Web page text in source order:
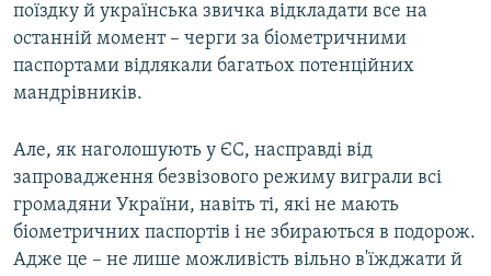
поїздку й українська звичка відкладати все на
останній момент – черги за біометричними
паспортами відлякали багатьох потенційних
мандрівників.
Але, як наголошують у ЄС, насправді від
запровадження безвізового режиму виграли всі
громадяни України, навіть ті, які не мають
біометричних паспортів і не збираються в подорож.
Адже це – не лише можливість вільно в'їжджати й